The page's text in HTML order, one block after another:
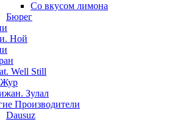
Со вкусом лимона
Бюрег
Ной
Well Still
Зулал
Производители
Dausuz